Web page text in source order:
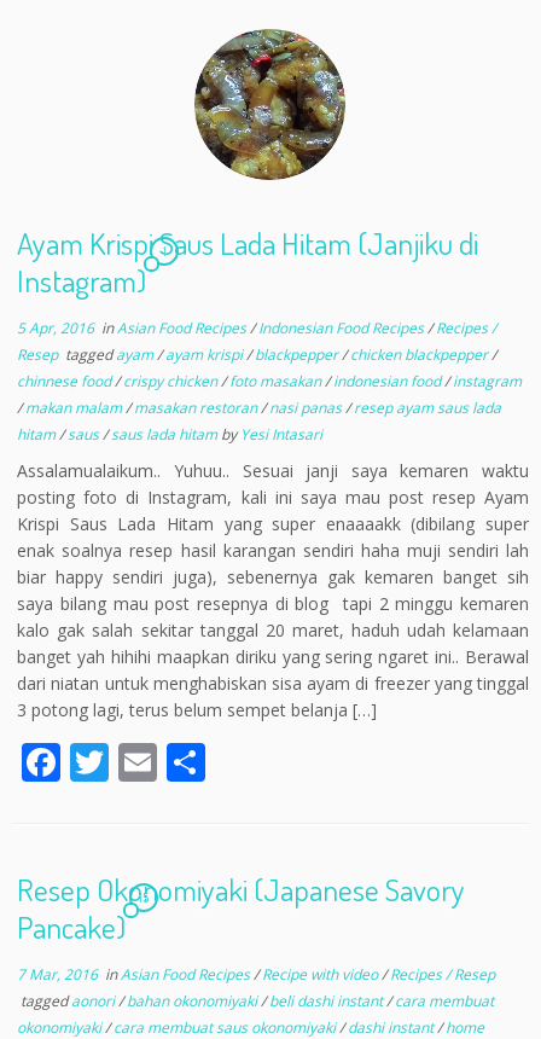
Ayam Krispi Saus Lada Hitam (Janjiku di
Instagram)
1
5 Apr, 2016inAsian Food Recipes/Indonesian Food Recipes/Recipes /
Resep taggedayam/ayam krispi/blackpepper/chicken blackpepper/
chinnese food/crispy chicken/foto masakan/indonesian food/instagram
/makan malam/masakan restoran/nasi panas/resep ayam saus lada
hitam/saus/saus lada hitambyYesi Intasari
Assalamualaikum.. Yuhuu.. Sesuai janji saya kemaren waktu
posting foto di Instagram, kali ini saya mau post resep Ayam
Krispi Saus Lada Hitam yang super enaaaakk (dibilang super
enak soalnya resep hasil karangan sendiri haha muji sendiri lah
biar happy sendiri juga), sebenernya gak kemaren banget sih
saya bilang mau post resepnya di blog tapi 2 minggu kemaren
kalo gak salah sekitar tanggal 20 maret, haduh udah kelamaan
banget yah hihihi maapkan diriku yang sering ngaret ini.. Berawal
dari niatan untuk menghabiskan sisa ayam di freezer yang tinggal
3 potong lagi, terus belum sempet belanja […]
F
b
o
o
k
T
er
E
l e
Resep Okonomiyaki (Japanese Savory
Pancake)
15
7 Mar, 2016inAsian Food Recipes/Recipe with video/Recipes / Resep
taggedaonori/bahan okonomiyaki/beli dashi instant/cara membuat
okonomiyaki/cara membuat saus okonomiyaki/dashi instant/home